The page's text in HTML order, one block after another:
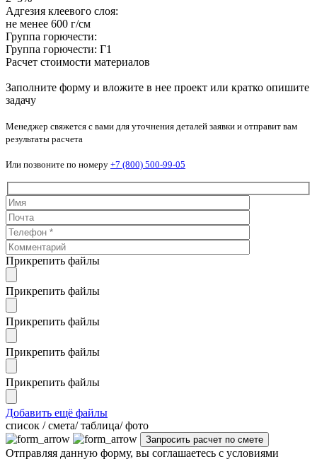
Адгезия клеевого слоя:
не менее 600 г/см
Группа горючести:
Группа горючести: Г1
Расчет стоимости материалов
Заполните форму и вложите в нее проект или кратко опишите
задачу
Менеджер свяжется с вами для уточнения деталей заявки и отправит вам
результаты расчета
Или позвоните по номеру +7 (800) 500-99-05
Прикрепить файлы
Прикрепить файлы
Прикрепить файлы
Прикрепить файлы
Прикрепить файлы
Добавить ещё файлы
cписок / смета/ таблица/ фото
Отправляя данную форму, вы соглашаетесь с условиями